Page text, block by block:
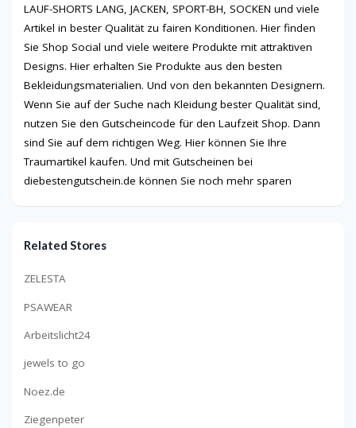
LAUF-SHORTS LANG, JACKEN, SPORT-BH, SOCKEN und viele
Artikel in bester Qualität zu fairen Konditionen. Hier finden
Sie Shop Social und viele weitere Produkte mit attraktiven
Designs. Hier erhalten Sie Produkte aus den besten
Bekleidungsmaterialien. Und von den bekannten Designern.
Wenn Sie auf der Suche nach Kleidung bester Qualität sind,
nutzen Sie den Gutscheincode für den Laufzeit Shop. Dann
sind Sie auf dem richtigen Weg. Hier können Sie Ihre
Traumartikel kaufen. Und mit Gutscheinen bei
diebestengutschein.de können Sie noch mehr sparen
Related Stores
ZELESTA
PSAWEAR
Arbeitslicht24
jewels to go
Noez.de
Ziegenpeter